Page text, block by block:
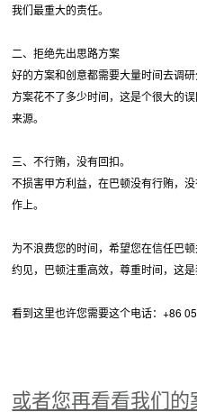
我们最重大的责任。
二、拒绝先出思路方案
好的方案和创意都需要大量时间去调
方案花不了多少时间，这是个很大的
来源。
三、不行贿，没有回扣。
不损害甲方利益，在巴顿没有行贿，
作上。
为不浪费您的时间，希望您在信任巴
约见，巴顿注重高效，尊重时间，这
看到这里也许您需要这个电话：+86
或者您再看看我们的